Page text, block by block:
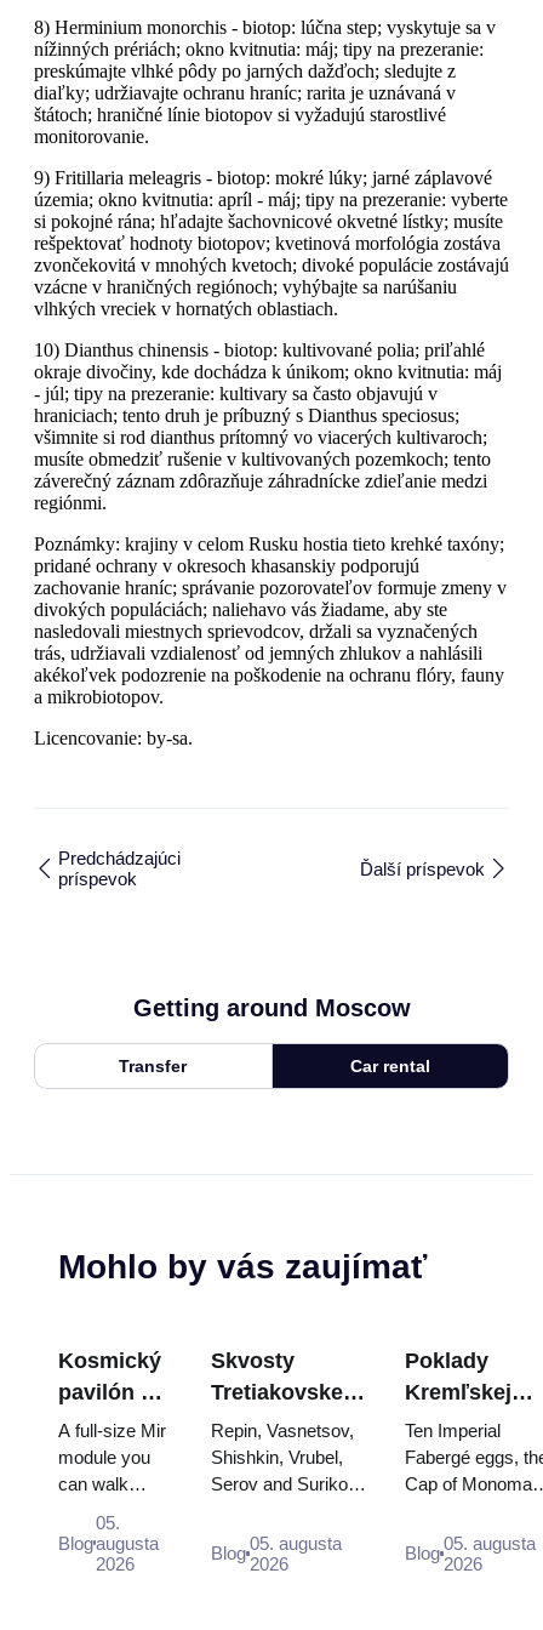
8) Herminium monorchis - biotop: lúčna step; vyskytuje sa v
nížinných prériách; okno kvitnutia: máj; tipy na prezeranie:
preskúmajte vlhké pôdy po jarných dažďoch; sledujte z
diaľky; udržiavajte ochranu hraníc; rarita je uznávaná v
štátoch; hraničné línie biotopov si vyžadujú starostlivé
monitorovanie.
9) Fritillaria meleagris - biotop: mokré lúky; jarné záplavové
územia; okno kvitnutia: apríl - máj; tipy na prezeranie: vyberte
si pokojné rána; hľadajte šachovnicové okvetné lístky; musíte
rešpektovať hodnoty biotopov; kvetinová morfológia zostáva
zvončekovitá v mnohých kvetoch; divoké populácie zostávajú
vzácne v hraničných regiónoch; vyhýbajte sa narúšaniu
vlhkých vreciek v hornatých oblastiach.
10) Dianthus chinensis - biotop: kultivované polia; priľahlé
okraje divočiny, kde dochádza k únikom; okno kvitnutia: máj
- júl; tipy na prezeranie: kultivary sa často objavujú v
hraniciach; tento druh je príbuzný s Dianthus speciosus;
všimnite si rod dianthus prítomný vo viacerých kultivaroch;
musíte obmedziť rušenie v kultivovaných pozemkoch; tento
záverečný záznam zdôrazňuje záhradnícke zdieľanie medzi
regiónmi.
Poznámky: krajiny v celom Rusku hostia tieto krehké taxóny;
pridané ochrany v okresoch khasanskiy podporujú
zachovanie hraníc; správanie pozorovateľov formuje zmeny v
divokých populáciách; naliehavo vás žiadame, aby ste
nasledovali miestnych sprievodcov, držali sa vyznačených
trás, udržiavali vzdialenosť od jemných zhlukov a nahlásili
akékoľvek podozrenie na poškodenie na ochranu flóry, fauny
a mikrobiotopov.
Licencovanie: by-sa.
Predchádzajúci
príspevok
Ďalší príspevok
Getting around Moscow
Transfer Car rental
Mohlo by vás zaujímať
Kosmický
pavilón na
VDNKh:
Najväčšia
vesmírna
výstava v
Rusku
A full-size Mir
module you
can walk
Energia–
Buran model,
Blog
05.
augusta
2026
Skvosty
Tretiakovskej
galérie:
Obrazy, ktoré
stoja za
Repin, Vasnetsov,
Shishkin, Vrubel,
Serov and Surikov
stop people, where
they hang, and why
Blog 05. augusta
2026
Poklady
Kremľskej
zbrojnice:
Fabergého
vajcia, tróny
rúcha
Ten Imperial
Fabergé eggs,
Cap of
of two boy tsars
and the
Blog05. augusta
2026